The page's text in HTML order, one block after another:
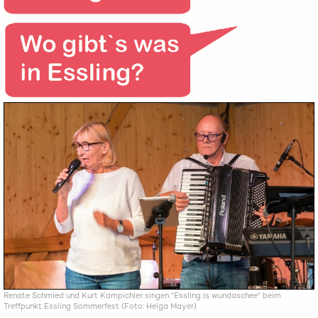
Renate Schmied und Kurt Kampichler singen "Essling is wundaschee" beim
Treffpunkt Essling Sommerfest (Foto: Helga Mayer)